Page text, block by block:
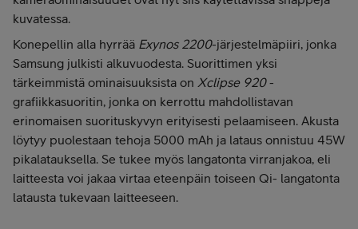
kuvatessa.
Konepellin alla hyrrää Exynos 2200-järjestelmäpiiri, jonka
Samsung julkisti alkuvuodesta. Suorittimen yksi
tärkeimmistä ominaisuuksista on Xclipse 920-
grafiikkasuoritin, jonka on kerrottu mahdollistavan
erinomaisen suorituskyvyn erityisesti pelaamiseen. Akusta
löytyy puolestaan tehoja 5000 mAh ja lataus onnistuu 45W
pikalatauksella. Se tukee myös langatonta virranjakoa, eli
laitteesta voi jakaa virtaa eteenpäin toiseen Qi- langatonta
latausta tukevaan laitteeseen.